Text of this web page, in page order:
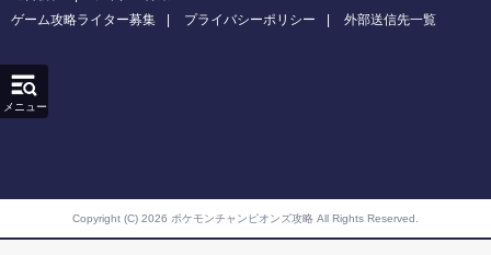
ゲーム攻略ライター募集
プライバシーポリシー 外部送信先一覧
Copyright (C) 2026 ポケモンチャンピオンズ攻略 All Rights Reserved.
メニュー